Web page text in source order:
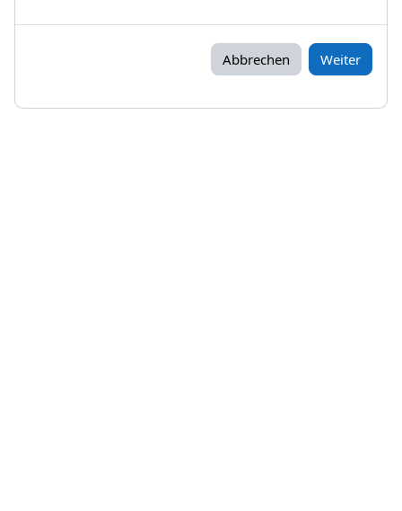
Abbrechen Weiter